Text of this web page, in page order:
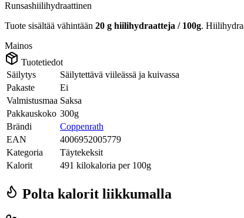
Runsashiilihydraattinen
Tuote sisältää vähintään 20 g hiilihydraatteja / 100g.
Mainos
Tuotetiedot
Säilytys
Säilytettävä viileässä ja kuivassa
Pakaste
Ei
Valmistusmaa Saksa
Pakkauskoko 300g
Brändi
Coppenrath
EAN
4006952005779
Kategoria
Täytekeksit
Kalorit
491 kilokaloria per 100g
Polta kalorit liikkumalla